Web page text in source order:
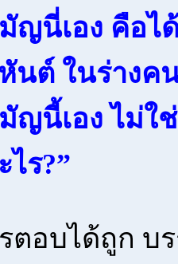
ญนี่เอง คือไ
นต์ ในร่างค
ญนี้เอง ไม่ใ
ไร?”
ตอบได้ถูก บ